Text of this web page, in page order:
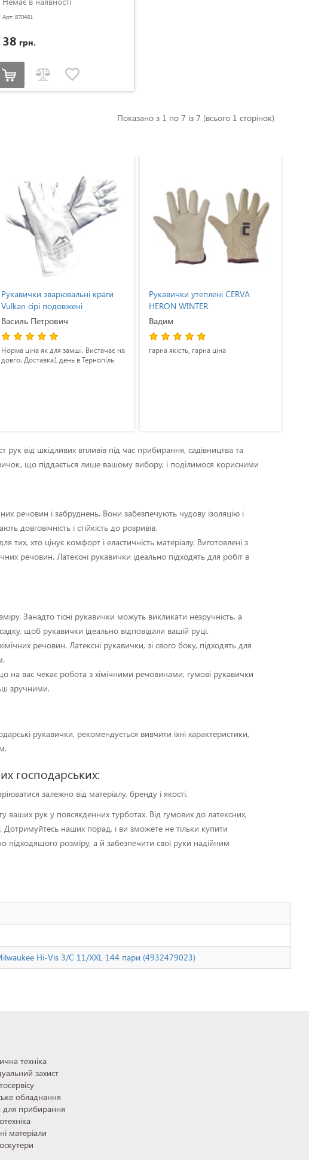
Арт: 870481
38 грн.
Показано з 1 по 7 із 7 (всього 1 сторінок)
Рукавички зварювальні краги
Vulkan сірі подовжені
Василь Петрович
Норма ціна як для замші. Вистачає на
довго. Доставка1 день в Тернопіль
Рукавички утеплені CERVA
HERON WINTER
Вадим
гарна якість, гарна ціна
від шкідливих впливів під час прибирання, садівництва та
що піддається лише вашому вибору, і поділимося корисними
речовин і забруднень. Вони забезпечують чудову ізоляцію і
довговічність і стійкість до розривів.
тих, хто цінує комфорт і еластичність матеріалу. Виготовлені з
речовин. Латексні рукавички ідеально підходять для робіт в
Занадто тісні рукавички можуть викликати незручність, а
щоб рукавички ідеально відповідали вашій руці.
речовин. Латексні рукавички, зі свого боку, підходять для
на вас чекає робота з хімічними речовинами, гумові рукавички
зручними.
рукавички, рекомендується вивчити їхні характеристики,
господарських:
залежно від матеріалу, бренду і якості.
рук у повсякденних турботах. Від гумових до латексних,
Дотримуйтесь наших порад, і ви зможете не тільки купити
підходящого розміру, а й забезпечити свої руки надійним
Milwaukee Hi-Vis 3/C 11/XXL 144 пари (4932479023)
техніка
захист
обладнання
для прибирання
матеріали